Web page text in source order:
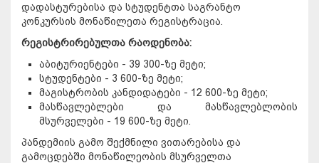
დადასტურებისა და სტუდენტთა საგრანტო
კონკურსის მონაწილეთა რეგისტრაცია.
რეგისტრირებულთა რაოდენობა:
აბიტურიენტები - 39 300-ზე მეტი;
სტუდენტები - 3 600-ზე მეტი;
მაგისტრობის კანდიდატები - 12 600-ზე მეტი;
მასწავლებლები და მასწავლებლობის
მსურველები - 19 600-ზე მეტი.
პანდემიის გამო შექმნილი ვითარებისა და
გამოცდებში მონაწილეობის მსურველთა